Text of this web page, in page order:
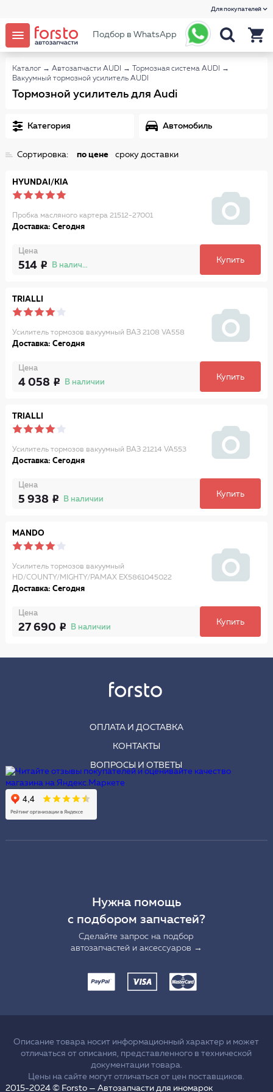
Для покупателей
Подбор в WhatsApp
Каталог → Автозапчасти AUDI → Тормозная система AUDI
→
Вакуумный тормозной усилитель AUDI
Тормозной усилитель для Audi
Категория Автомобиль
Сортировка: по цене сроку доставки
HYUNDAI/KIA
Пробка масляного картера 21512-27001
Доставка: Сегодня
Цена
514 В наличии
Купить
TRIALLI
Усилитель тормозов вакуумный ВАЗ 2108 VA558
Доставка: Сегодня
Цена
4 058 В наличии
Купить
TRIALLI
Усилитель тормозов вакуумный ВАЗ 21214 VA553
Доставка: Сегодня
Цена
5 938 В наличии
Купить
MANDO
Усилитель тормозов вакуумный
HD/COUNTY/MIGHTY/PAMAX EX5861045022
Доставка: Сегодня
Цена
27 690 В наличии
Купить
ОПЛАТА И ДОСТАВКА
КОНТАКТЫ
ВОПРОСЫ И ОТВЕТЫ
Нужна помощь
с подбором запчастей?
Сделайте запрос на подбор
автозапчастей и аксессуаров →
Описание товара носит информационный характер и может
отличаться от описания, представленного в технической
документации товара.
Цены на сайте могут отличаться от цен поставщиков.
2015-2024 © Forsto — Автозапчасти для иномарок